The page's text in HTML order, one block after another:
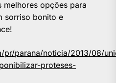
melhores opções para
sorriso bonito e
pr/parana/noticia/2013/08/
proteses-